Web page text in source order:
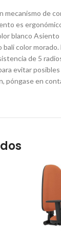
mecanismo de
es
blanco
color
de 5
evitar
póngase en